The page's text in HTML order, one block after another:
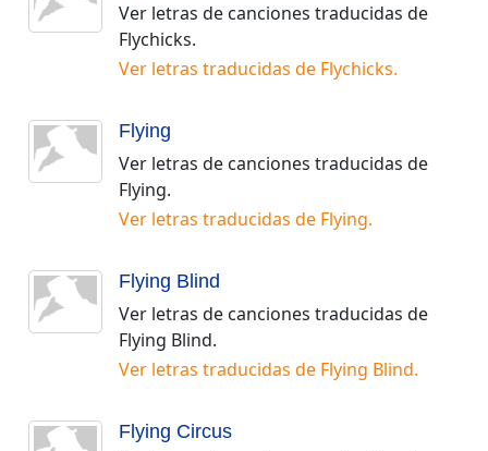
Ver letras de canciones traducidas de
Flychicks.
Ver letras traducidas de Flychicks.
Flying
Ver letras de canciones traducidas de
Flying.
Ver letras traducidas de Flying.
Flying Blind
Ver letras de canciones traducidas de
Flying Blind.
Ver letras traducidas de Flying Blind.
Flying Circus